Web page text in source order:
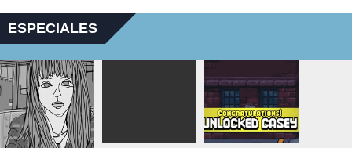
ESPECIALES